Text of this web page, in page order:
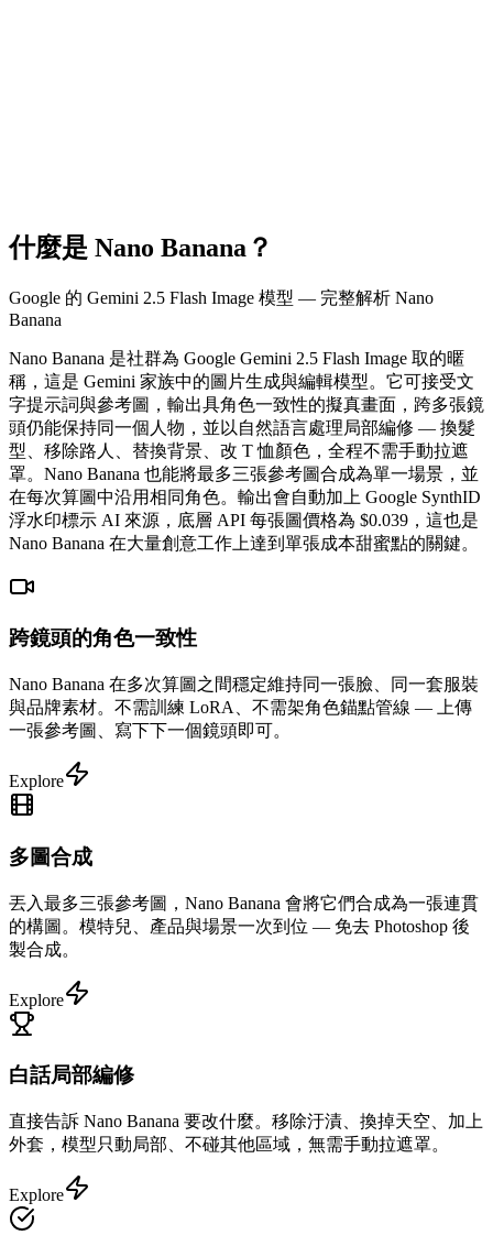
什麼是 Nano Banana？
Google 的 Gemini 2.5 Flash Image 模型 — 完整解析 Nano
Banana
Nano Banana 是社群為 Google Gemini 2.5 Flash Image 取的暱
稱，這是 Gemini 家族中的圖片生成與編輯模型。它可接受文
字提示詞與參考圖，輸出具角色一致性的擬真畫面，跨多張鏡
頭仍能保持同一個人物，並以自然語言處理局部編修 — 換髮
型、移除路人、替換背景、改 T 恤顏色，全程不需手動拉遮
罩。Nano Banana 也能將最多三張參考圖合成為單一場景，並
在每次算圖中沿用相同角色。輸出會自動加上 Google SynthID
浮水印標示 AI 來源，底層 API 每張圖價格為 $0.039，這也是
Nano Banana 在大量創意工作上達到單張成本甜蜜點的關鍵。
跨鏡頭的角色一致性
Nano Banana 在多次算圖之間穩定維持同一張臉、同一套服裝
與品牌素材。不需訓練 LoRA、不需架角色錨點管線 — 上傳
一張參考圖、寫下下一個鏡頭即可。
Explore
多圖合成
丟入最多三張參考圖，Nano Banana 會將它們合成為一張連貫
的構圖。模特兒、產品與場景一次到位 — 免去 Photoshop 後
製合成。
Explore
白話局部編修
直接告訴 Nano Banana 要改什麼。移除汙漬、換掉天空、加上
外套，模型只動局部、不碰其他區域，無需手動拉遮罩。
Explore